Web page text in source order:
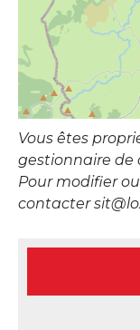
Vous êtes
gestionnaire de
Pour modifier
contacter